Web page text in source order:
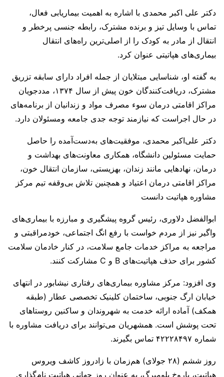
دکتر علی اکبر محمدی با اشاره به اهمیت بیماریابی فعال،
تماس با وسایل تیز و برنده مشترک، رابطه جنسی پرخطر و
انتقال از مادر به کودک را از اصلی‌ترین راه‌های انتقال
بیماری‌های هپاتیتی عنوان کرد.
به گفته او، شناسایی مبتلایان از جمله افراد دارای سابقه تزریق
مشترک، دریافت‌کنندگان خون پیش از سال ۱۳۷۴، مددجویان
مراکز اقامتی درمان سوء مصرف مواد و زندانیان از برنامه‌های
در حال اجراست که نیازمند توجه جدی جامعه و‌مسئولان دارد.
دکتر علی‌اکبر محمدی، موفقیت‌های به‌دست‌آمده را حاصل
حمایت مسئولین دانشگاه، همکاری معاونت‌های بهداشت و
درمان، نهادهایی مانند زندان، بهزیستی، سازمان انتقال خون،
مراکز اقامتی درمان اعتیاد و همچنین تلاش بی‌وقفه تیم مرکز
مشاوره هپاتیت دانست
ابوالفضل دلاوری، رئیس گروه پیشگیری و مبارزه با بیماری‌های
واگیر نیز از مردم خواست با رفع انگ اجتماعی، خودمراقبتی و
مراجعه به مراکز خدمات جامع سلامت، در کنار خادمان سلامت
کشور برای حذف هپاتیت‌های B و C مشارکت کنند.
وی افزود: مرکز مشاوره بیماری‌های رفتاری نیشابور در انتهای
خیابان ارگ جنوبی، ساختمان کلینیک تخصصی عطار (طبقه
همکف) آماده ارائه خدمت به شهروندان و ساکنین روستاهای
تحت پوشش است. همشهریان می‌توانند برای دریافت مشاوره با
شماره ۴۲۲۲۸۴۹۷ تماس بگیرند.
روز ششم (۲۸ جولای) هم‌زمان با زادروز کاشف ویروس
هپاتیت، باروخ بلومبرگ، به عنوان روز جهانی هپاتیت نام‌گذاری